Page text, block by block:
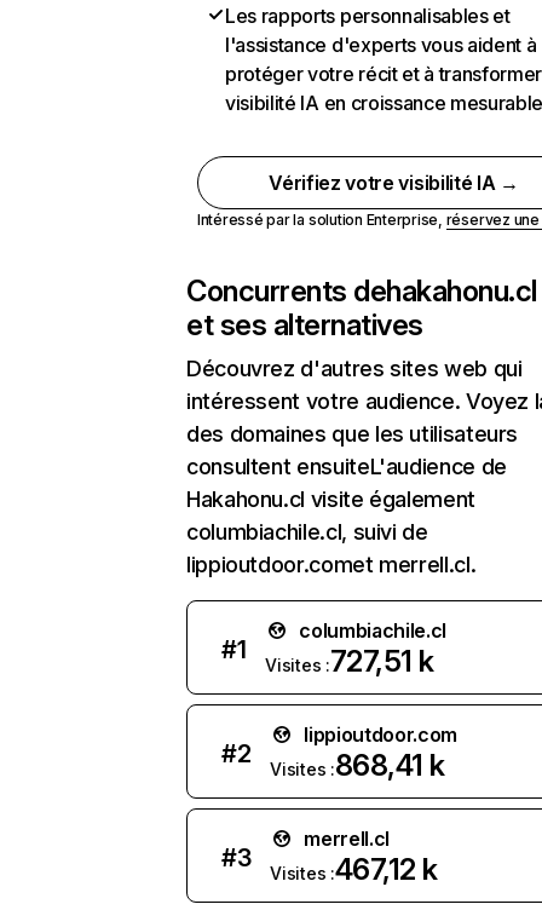
Les rapports personnalisables et
l'assistance d'experts vous aident à
protéger votre récit et à
visibilité IA en croissance
Vérifiez votre visibilité IA →
Intéressé par la solution Enterprise, réservez
Concurrents dehakahonu.cl
et ses alternatives
Découvrez d'autres sites web qui
intéressent votre audience. Voyez
des domaines que les utilisateurs
consultent ensuiteL'audience de
Hakahonu.cl visite également
columbiachile.cl, suivi de
lippioutdoor.comet merrell.cl.
#1
columbiachile.cl
Visites :727,51 k
#2
lippioutdoor.com
Visites :868,41 k
#3
merrell.cl
Visites :467,12 k